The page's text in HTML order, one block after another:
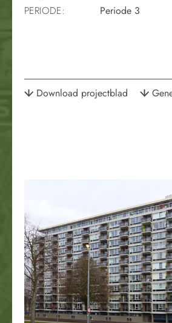
PERIODE:
Periode 3
Download projectblad